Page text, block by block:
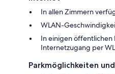
In allen Zimmern
WLAN-
In einigen öffentlichen
Internetzugang per
Parkmöglichkeiten